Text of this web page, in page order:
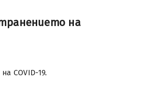
на
COVID-19.